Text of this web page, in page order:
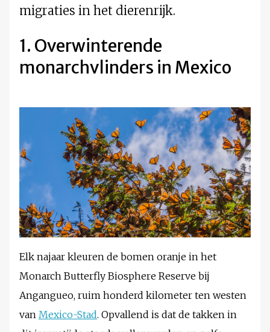
migraties in het dierenrijk.
1. Overwinterende
monarchvlinders in Mexico
Elk najaar kleuren de bomen oranje in het
Monarch Butterfly Biosphere Reserve bij
Angangueo, ruim honderd kilometer ten westen
van Mexico-Stad. Opvallend is dat de takken in